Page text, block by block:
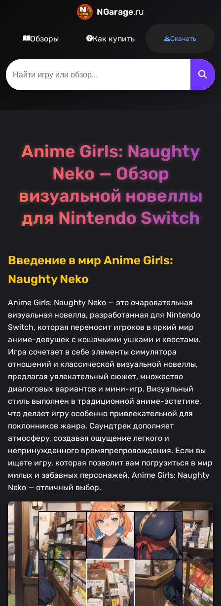
NGarage.ru
Обзоры Как купить Скачать
Anime Girls: Naughty
Neko — Обзор
визуальной новеллы
для Nintendo Switch
Введение в мир Anime Girls:
Naughty Neko
Anime Girls: Naughty Neko — это очаровательная
визуальная новелла, разработанная для Nintendo
Switch, которая переносит игроков в яркий мир
аниме-девушек с кошачьими ушками и хвостами.
Игра сочетает в себе элементы симулятора
отношений и классической визуальной новеллы,
предлагая увлекательный сюжет, множество
диалоговых вариантов и мини-игр. Визуальный
стиль выполнен в традиционной аниме-эстетике,
что делает игру особенно привлекательной для
поклонников жанра. Саундтрек дополняет
атмосферу, создавая ощущение легкого и
непринужденного времяпрепровождения. Если вы
ищете игру, которая позволит вам погрузиться в мир
милых и забавных персонажей, Anime Girls: Naughty
Neko — отличный выбор.